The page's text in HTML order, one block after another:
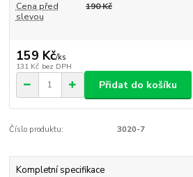
Cena před
slevou
190 Kč
159 Kč/ks
131 Kč bez DPH
Přidat do košíku
Číslo produktu: 3020-7
Kompletní specifikace